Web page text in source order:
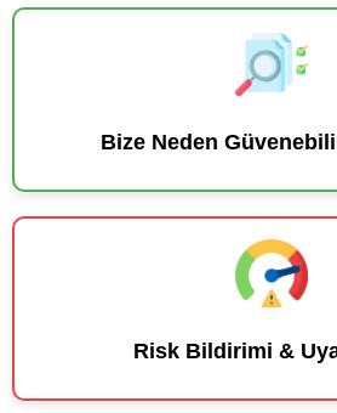
Bize Neden
Risk Bildirimi &